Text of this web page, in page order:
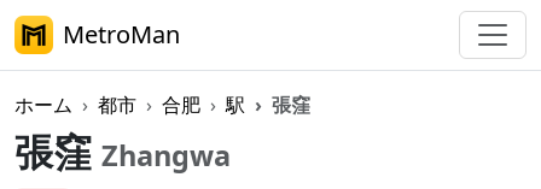
MetroMan
ホーム 都市 合肥 駅 張窪
張窪 Zhangwa